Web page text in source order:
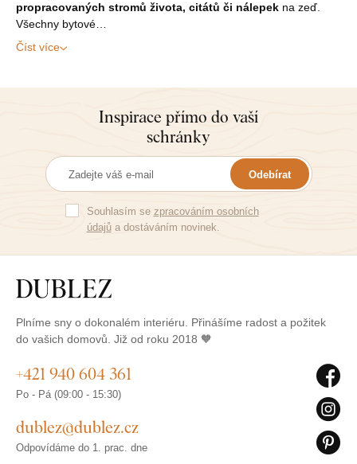
propracovaných stromů života, citátů či nálepek na zeď.
Všechny bytové…
Číst více
Inspirace přímo do vaší
schránky
Odebírat
Souhlasím se zpracováním osobních
údajůa dostáváním novinek.
Plníme sny o dokonalém interiéru. Přinášíme radost a požitek
do vašich domovů. Již od roku 2018 🧡
+421 940 604 361
Po - Pá (09:00 - 15:30)
dublez@dublez.cz
Odpovídáme do 1. prac. dne